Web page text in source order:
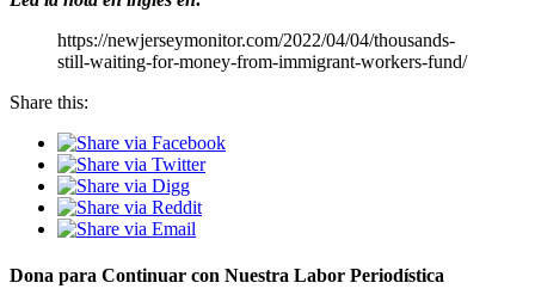
https://newjerseymonitor.com/2022/04/04/thousands-
still-waiting-for-money-from-immigrant-workers-fund/
Share this:
Dona para Continuar con Nuestra Labor Periodística